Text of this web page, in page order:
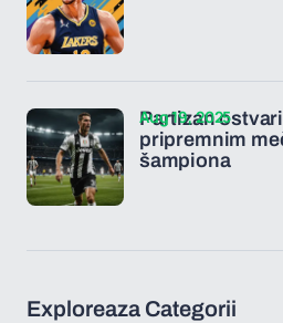
Partizan
pripremnim
šampiona
Aug 19, 2025
Exploreaza Categorii